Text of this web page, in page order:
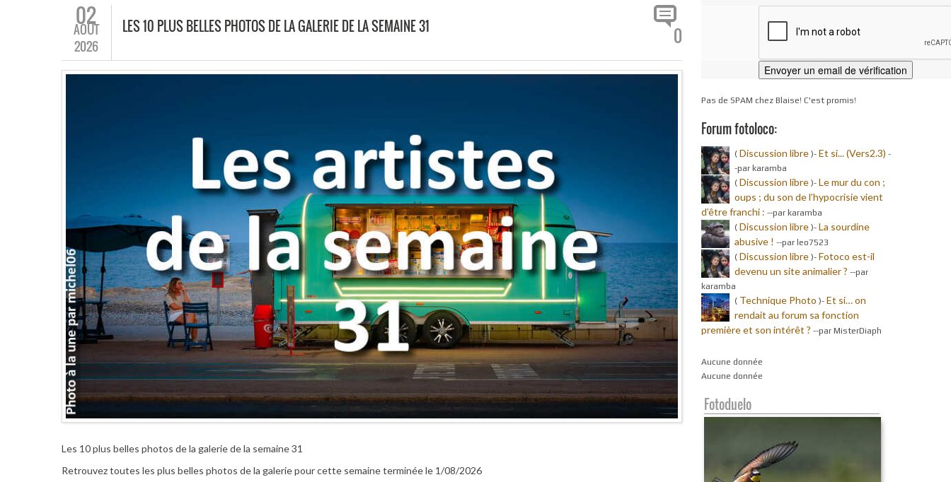
02
AOÛT
2026
LES 10 PLUS BELLES PHOTOS DE LA GALERIE DE LA SEMAINE 31 0
Les 10 plus belles photos de la galerie de la semaine 31
Retrouvez toutes les plus belles photos de la galerie pour cette semaine terminée le 1/08/2026
Pas de SPAM chez Blaise! C'est promis!
Forum fotoloco:
( Discussion libre)- Et si... (Vers2.3) -
-par karamba
( Discussion libre)- Le mur du con ;
oups ; du son de l’hypocrisie vient
d’être franchi : --par karamba
( Discussion libre)- La sourdine
abusive ! --par leo7523
( Discussion libre)- Fotoco est-il
devenu un site animalier ? --par
karamba
( Technique Photo )- Et si… on
rendait au forum sa fonction
première et son intérêt ? --par MisterDiaph
Aucune donnée
Aucune donnée
Fotoduelo